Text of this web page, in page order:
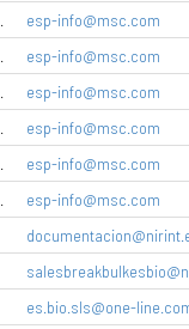
esp-info@msc.com
esp-info@msc.com
esp-info@msc.com
esp-info@msc.com
esp-info@msc.com
esp-info@msc.com
es.bio.sls@one-